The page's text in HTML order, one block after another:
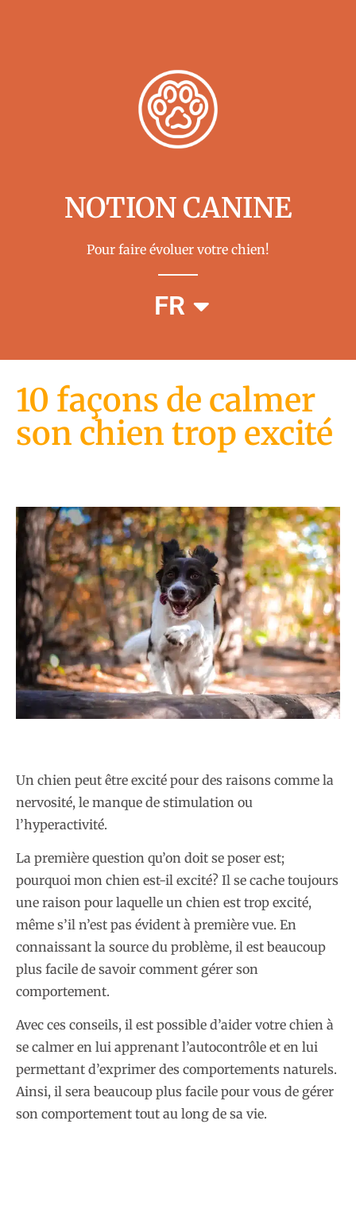
NOTION CANINE
Pour faire évoluer votre chien!
FR
EN
10 façons de calmer
son chien trop excité
Un chien peut être excité pour des raisons comme la
nervosité, le manque de stimulation ou
l’hyperactivité.
La première question qu’on doit se poser est;
pourquoi mon chien est-il excité? Il se cache toujours
une raison pour laquelle un chien est trop excité,
même s’il n’est pas évident à première vue. En
connaissant la source du problème, il est beaucoup
plus facile de savoir comment gérer son
comportement.
Avec ces conseils, il est possible d’aider votre chien à
se calmer en lui apprenant l’autocontrôle et en lui
permettant d’exprimer des comportements naturels.
Ainsi, il sera beaucoup plus facile pour vous de gérer
son comportement tout au long de sa vie.